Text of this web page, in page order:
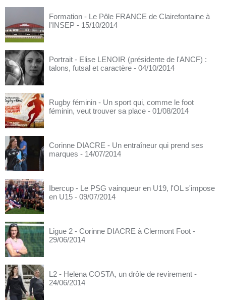
Formation - Le Pôle FRANCE de Clairefontaine à
l'INSEP - 15/10/2014
Portrait - Elise LENOIR (présidente de l'ANCF) :
talons, futsal et caractère - 04/10/2014
Rugby féminin - Un sport qui, comme le foot
féminin, veut trouver sa place - 01/08/2014
Corinne DIACRE - Un entraîneur qui prend ses
marques - 14/07/2014
Ibercup - Le PSG vainqueur en U19, l'OL s'impose
en U15 - 09/07/2014
Ligue 2 - Corinne DIACRE à Clermont Foot -
29/06/2014
L2 - Helena COSTA, un drôle de revirement -
24/06/2014